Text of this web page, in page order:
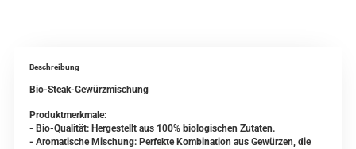
Beschreibung
Bio-Steak-Gewürzmischung
Produktmerkmale:
- Bio-Qualität: Hergestellt aus 100% biologischen Zutaten.
- Aromatische Mischung: Perfekte Kombination aus Gewürzen, die